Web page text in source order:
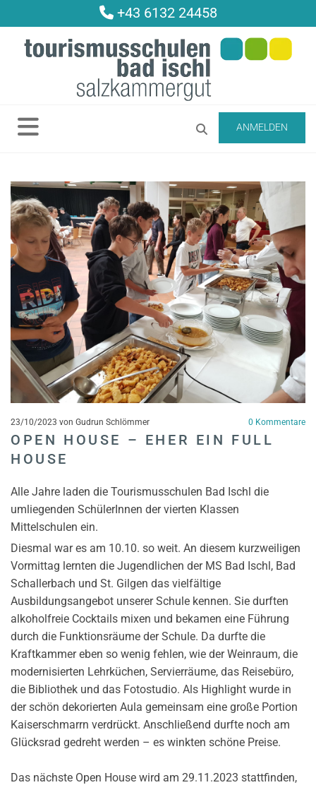
+43 6132 24458
ANMELDEN
23/10/2023 von Gudrun Schlömmer 0 Kommentare
OPEN HOUSE – EHER EIN FULL
HOUSE
Alle Jahre laden die Tourismusschulen Bad Ischl die
umliegenden SchülerInnen der vierten Klassen
Mittelschulen ein.
Diesmal war es am 10.10. so weit. An diesem kurzweiligen
Vormittag lernten die Jugendlichen der MS Bad Ischl, Bad
Schallerbach und St. Gilgen das vielfältige
Ausbildungsangebot unserer Schule kennen. Sie durften
alkoholfreie Cocktails mixen und bekamen eine Führung
durch die Funktionsräume der Schule. Da durfte die
Kraftkammer eben so wenig fehlen, wie der Weinraum, die
modernisierten Lehrküchen, Servierräume, das Reisebüro,
die Bibliothek und das Fotostudio. Als Highlight wurde in
der schön dekorierten Aula gemeinsam eine große Portion
Kaiserschmarrn verdrückt. Anschließend durfte noch am
Glücksrad gedreht werden – es winkten schöne Preise.
Das nächste Open House wird am 29.11.2023 stattfinden,